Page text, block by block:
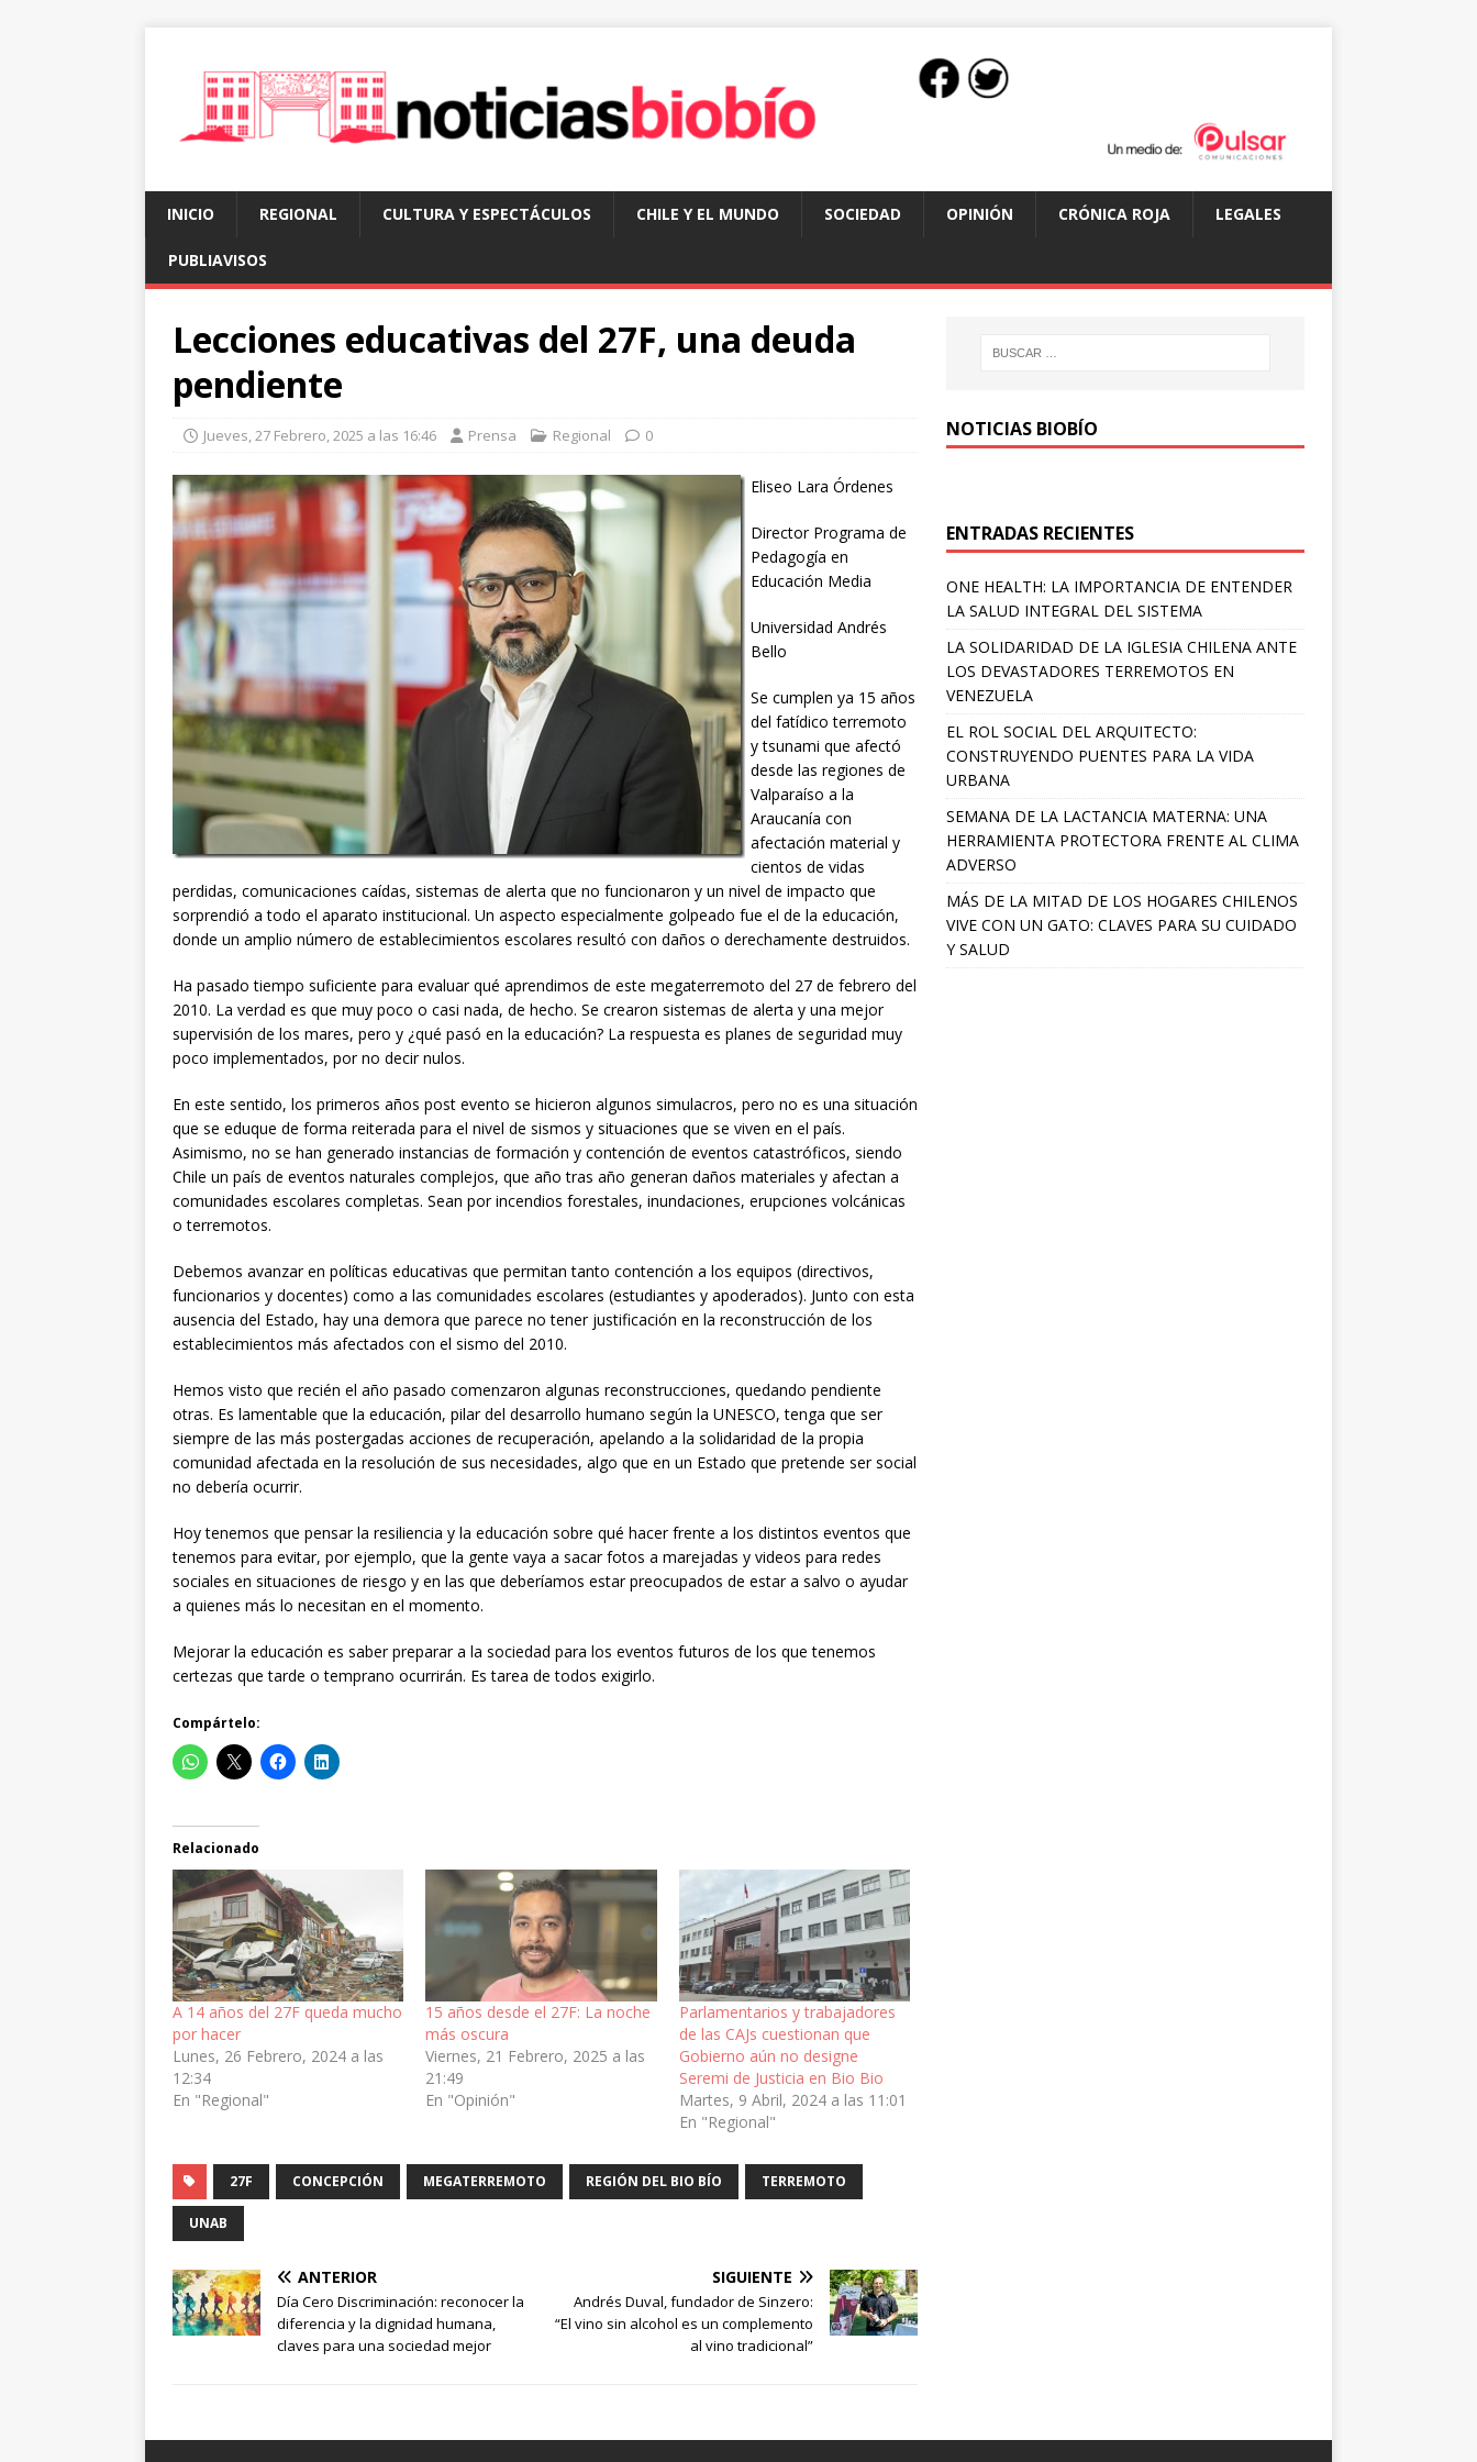
INICIO REGIONAL CULTURA Y ESPECTÁCULOS CHILE Y EL MUNDO SOCIEDAD OPINIÓN CRÓNICA ROJA LEGALES
PUBLIAVISOS
Lecciones educativas del 27F, una deuda
pendiente
Jueves, 27 Febrero, 2025 a las 16:46 Prensa Regional 0
Eliseo Lara Órdenes
Director Programa de
Pedagogía en
Educación Media
Universidad Andrés
Bello
Se cumplen ya 15 años
del fatídico terremoto
y tsunami que afectó
desde las regiones de
Valparaíso a la
Araucanía con
afectación material y
cientos de vidas
perdidas, comunicaciones caídas, sistemas de alerta que no funcionaron y un nivel de impacto que
sorprendió a todo el aparato institucional. Un aspecto especialmente golpeado fue el de la educación,
donde un amplio número de establecimientos escolares resultó con daños o derechamente destruidos.
Ha pasado tiempo suficiente para evaluar qué aprendimos de este megaterremoto del 27 de febrero del
2010. La verdad es que muy poco o casi nada, de hecho. Se crearon sistemas de alerta y una mejor
supervisión de los mares, pero y ¿qué pasó en la educación? La respuesta es planes de seguridad muy
poco implementados, por no decir nulos.
En este sentido, los primeros años post evento se hicieron algunos simulacros, pero no es una situación
que se eduque de forma reiterada para el nivel de sismos y situaciones que se viven en el país.
Asimismo, no se han generado instancias de formación y contención de eventos catastróficos, siendo
Chile un país de eventos naturales complejos, que año tras año generan daños materiales y afectan a
comunidades escolares completas. Sean por incendios forestales, inundaciones, erupciones volcánicas
o terremotos.
Debemos avanzar en políticas educativas que permitan tanto contención a los equipos (directivos,
funcionarios y docentes) como a las comunidades escolares (estudiantes y apoderados). Junto con esta
ausencia del Estado, hay una demora que parece no tener justificación en la reconstrucción de los
establecimientos más afectados con el sismo del 2010.
Hemos visto que recién el año pasado comenzaron algunas reconstrucciones, quedando pendiente
otras. Es lamentable que la educación, pilar del desarrollo humano según la UNESCO, tenga que ser
siempre de las más postergadas acciones de recuperación, apelando a la solidaridad de la propia
comunidad afectada en la resolución de sus necesidades, algo que en un Estado que pretende ser social
no debería ocurrir.
Hoy tenemos que pensar la resiliencia y la educación sobre qué hacer frente a los distintos eventos que
tenemos para evitar, por ejemplo, que la gente vaya a sacar fotos a marejadas y videos para redes
sociales en situaciones de riesgo y en las que deberíamos estar preocupados de estar a salvo o ayudar
a quienes más lo necesitan en el momento.
Mejorar la educación es saber preparar a la sociedad para los eventos futuros de los que tenemos
certezas que tarde o temprano ocurrirán. Es tarea de todos exigirlo.
Compártelo:
Relacionado
A 14 años del 27F queda mucho
por hacer
Lunes, 26 Febrero, 2024 a las
12:34
En "Regional"
15 años desde el 27F: La noche
más oscura
Viernes, 21 Febrero, 2025 a las
21:49
En "Opinión"
Parlamentarios y trabajadores
de las CAJs cuestionan que
Gobierno aún no designe
Seremi de Justicia en Bio Bio
Martes, 9 Abril, 2024 a las 11:01
En "Regional"
27F CONCEPCIÓN MEGATERREMOTO REGIÓN DEL BIO BÍO TERREMOTO
UNAB
ANTERIOR
Día Cero Discriminación: reconocer la
diferencia y la dignidad humana,
claves para una sociedad mejor
SIGUIENTE
Andrés Duval, fundador de Sinzero:
“El vino sin alcohol es un complemento
al vino tradicional”
NOTICIAS BIOBÍO
ENTRADAS RECIENTES
ONE HEALTH: LA IMPORTANCIA DE ENTENDER
LA SALUD INTEGRAL DEL SISTEMA
LA SOLIDARIDAD DE LA IGLESIA CHILENA ANTE
LOS DEVASTADORES TERREMOTOS EN
VENEZUELA
EL ROL SOCIAL DEL ARQUITECTO:
CONSTRUYENDO PUENTES PARA LA VIDA
URBANA
SEMANA DE LA LACTANCIA MATERNA: UNA
HERRAMIENTA PROTECTORA FRENTE AL CLIMA
ADVERSO
MÁS DE LA MITAD DE LOS HOGARES CHILENOS
VIVE CON UN GATO: CLAVES PARA SU CUIDADO
Y SALUD